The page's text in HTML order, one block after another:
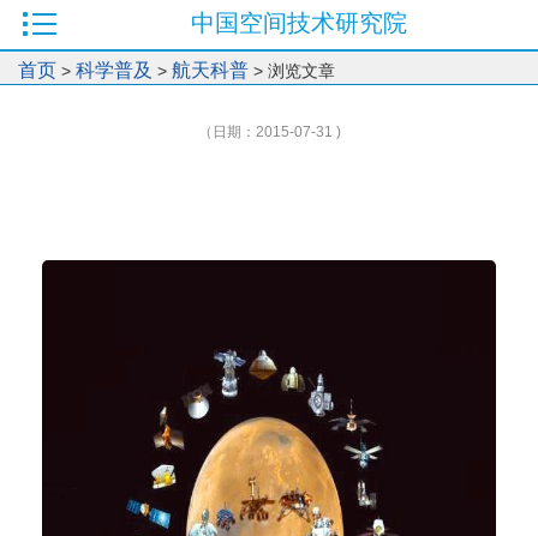
中国空间技术研究院
首页 > 科学普及 > 航天科普 > 浏览文章
（日期：2015-07-31 )